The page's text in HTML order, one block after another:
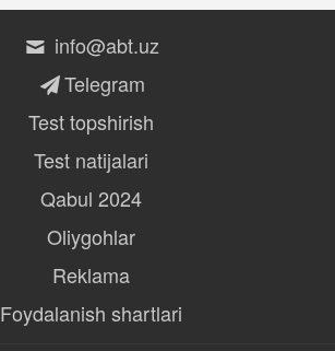
info@abt.uz
Telegram
Test topshirish
Test natijalari
Qabul 2024
Oliygohlar
Reklama
Foydalanish shartlari